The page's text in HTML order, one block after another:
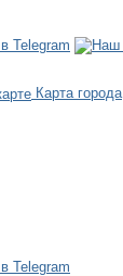
Карта города